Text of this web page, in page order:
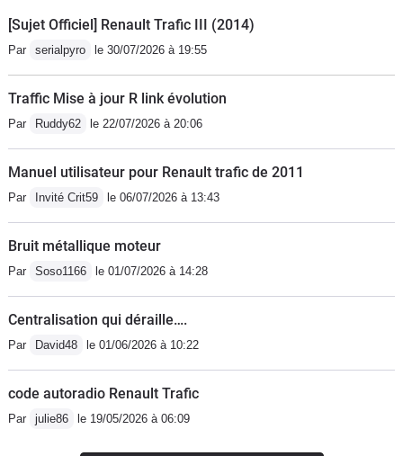
réserve. D'ailleurs je mets environ 75
litres en moyenne et le reversoir est
réserve de 15L! Avis aux autres
propriétaires ???Niveau agrément
moteur, je pense que le 6ème rapports
aide à tomber la conso dans les limites
du raisonnable ( 1900tr/m à 90km/h).
Ce qu'il l'est moins est de devoir
dépasser les 2000tr/m quelque soit la
vitesse enclencher pour espérer avoir
une puissance correcte. De 1000t/m à
1600 il n'y a personne, c'en est même
dangereux, 1600 à 1800 dites bonjour
et au delà ça va mieux. Le petit turbo
[Sujet Officiel] Renault Trafic III (2014)
Par serialpyro le 30/07/2026 à 19:55
Traffic Mise à jour R link évolution
Par Ruddy62 le 22/07/2026 à 20:06
Manuel utilisateur pour Renault trafic de 2011
Par Invité Crit59 le 06/07/2026 à 13:43
Bruit métallique moteur
Par Soso1166 le 01/07/2026 à 14:28
Centralisation qui déraille….
Par David48 le 01/06/2026 à 10:22
code autoradio Renault Trafic
Par julie86 le 19/05/2026 à 06:09